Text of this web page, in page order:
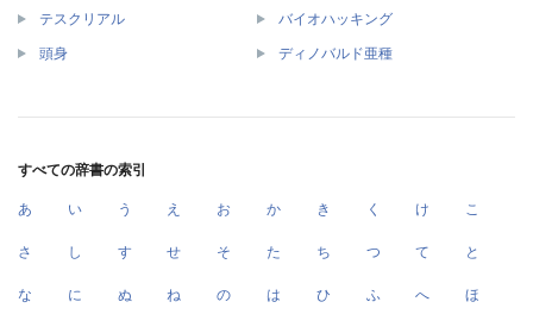
テスクリアル バイオハッキング
頭身 ディノバルド亜種
すべての辞書の索引
あ い う え お か き く け こ
さ し す せ そ た ち つ て と
な に ぬ ね の は ひ ふ へ ほ